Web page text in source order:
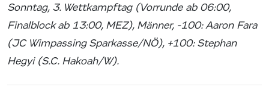
Sonntag, 3. Wettkampftag (Vorrunde ab 06:00,
Finalblock ab 13:00, MEZ), Männer, -100: Aaron Fara
(JC Wimpassing Sparkasse/NÖ), +100: Stephan
Hegyi (S.C. Hakoah/W).